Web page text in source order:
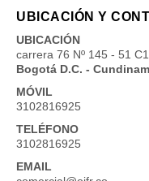
UBICACIÓN Y
UBICACIÓN
carrera 76 Nº 145 - 51
Bogotá D.C. -
MÓVIL
3102816925
TELÉFONO
3102816925
EMAIL